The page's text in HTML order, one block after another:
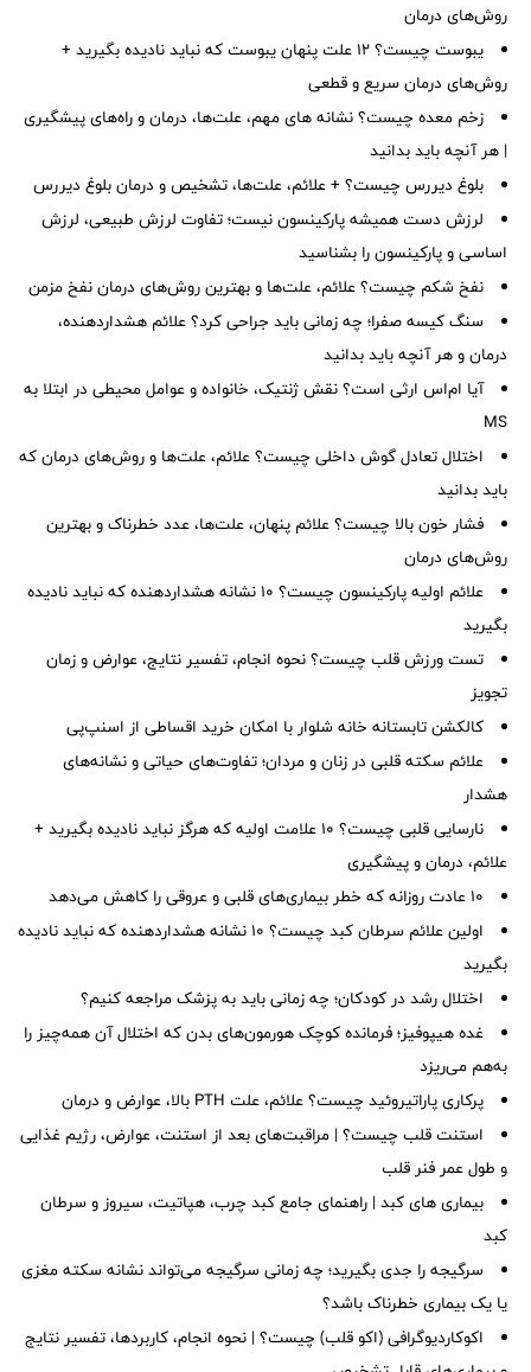
روش‌های درمان
یبوست چیست؟ ۱۲ علت پنهان یبوست که نباید نادیده بگیرید +
روش‌های درمان سریع و قطعی
زخم معده چیست؟ نشانه های مهم، علت‌ها، درمان و راه‌های پیشگیری
| هر آنچه باید بدانید
بلوغ دیررس چیست؟ + علائم، علت‌ها، تشخیص و درمان بلوغ دیررس
لرزش دست همیشه پارکینسون نیست؛ تفاوت لرزش طبیعی، لرزش
اساسی و پارکینسون را بشناسید
نفخ شکم چیست؟ علائم، علت‌ها و بهترین روش‌های درمان نفخ مزمن
سنگ کیسه صفرا؛ چه زمانی باید جراحی کرد؟ علائم هشداردهنده،
درمان و هر آنچه باید بدانید
آیا ام‌اس ارثی است؟ نقش ژنتیک، خانواده و عوامل محیطی در ابتلا به
MS
اختلال تعادل گوش داخلی چیست؟ علائم، علت‌ها و روش‌های درمان که
باید بدانید
فشار خون بالا چیست؟ علائم پنهان، علت‌ها، عدد خطرناک و بهترین
روش‌های درمان
علائم اولیه پارکینسون چیست؟ ۱۰ نشانه هشداردهنده که نباید نادیده
بگیرید
تست ورزش قلب چیست؟ نحوه انجام، تفسیر نتایج، عوارض و زمان
تجویز
کالکشن تابستانه خانه شلوار با امکان خرید اقساطی از اسنپ‌پی
علائم سکته قلبی در زنان و مردان؛ تفاوت‌های حیاتی و نشانه‌های
هشدار
نارسایی قلبی چیست؟ ۱۰ علامت اولیه که هرگز نباید نادیده بگیرید +
علائم، درمان و پیشگیری
۱۰ عادت روزانه که خطر بیماری‌های قلبی و عروقی را کاهش می‌دهد
اولین علائم سرطان کبد چیست؟ ۱۰ نشانه هشداردهنده که نباید نادیده
بگیرید
اختلال رشد در کودکان؛ چه زمانی باید به پزشک مراجعه کنیم؟
غده هیپوفیز؛ فرمانده کوچک هورمون‌های بدن که اختلال آن همه‌چیز را
به‌هم می‌ریزد
پرکاری پاراتیروئید چیست؟ علائم، علت PTH بالا، عوارض و درمان
استنت قلب چیست؟ | مراقبت‌های بعد از استنت، عوارض، رژیم غذایی
و طول عمر فنر قلب
بیماری های کبد | راهنمای جامع کبد چرب، هپاتیت، سیروز و سرطان
کبد
سرگیجه را جدی بگیرید؛ چه زمانی سرگیجه می‌تواند نشانه سکته مغزی
یا یک بیماری خطرناک باشد؟
اکوکاردیوگرافی (اکو قلب) چیست؟ | نحوه انجام، کاربردها، تفسیر نتایج